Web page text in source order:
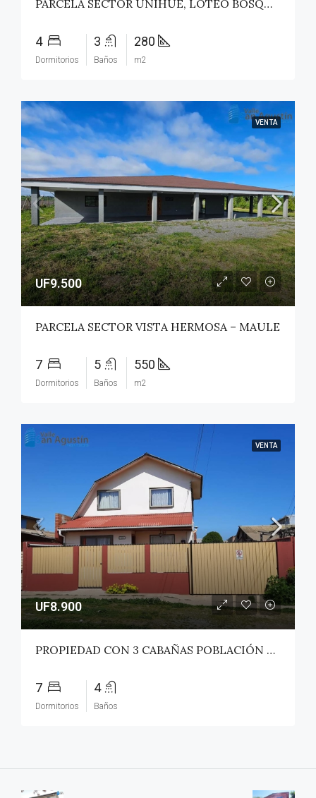
PARCELA SECTOR UNIHUE, LOTEO BOSQUES DEL VALLE – MAULE
4
Dormitorios
3
Baños
280
m2
VENTA
UF9.500
PARCELA SECTOR VISTA HERMOSA – MAULE
7
Dormitorios
5
Baños
550
m2
VENTA
UF8.900
PROPIEDAD CON 3 CABAÑAS POBLACIÓN ROSS – PICHILEMU
7
Dormitorios
4
Baños